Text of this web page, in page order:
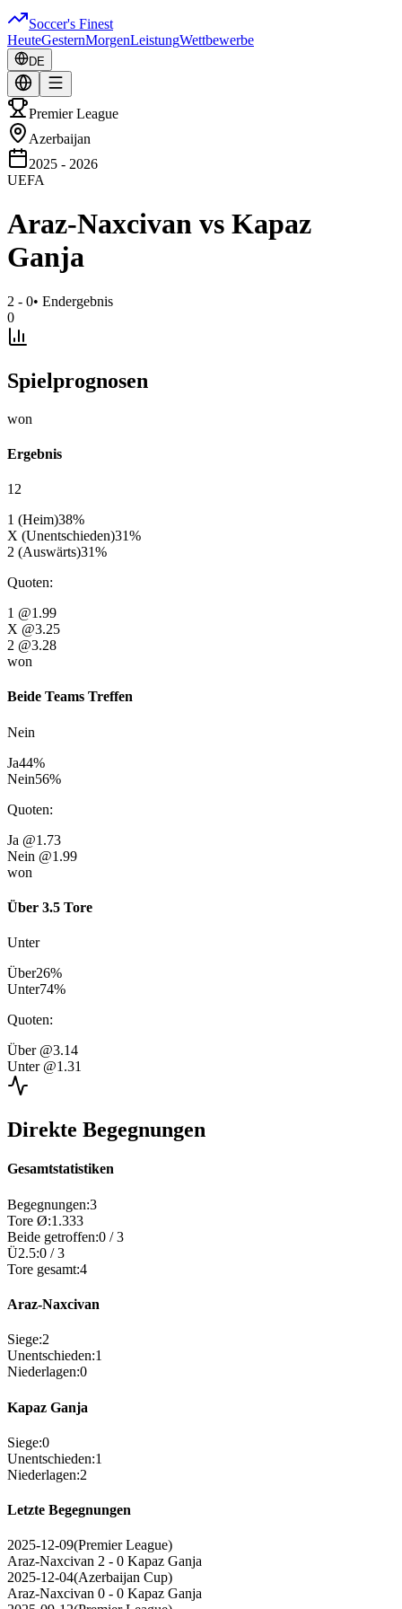
Soccer's Finest
HeuteGesternMorgenLeistungWettbewerbe
DE
Premier League
Azerbaijan
2025 - 2026
UEFA
Araz-Naxcivan vs Kapaz
Ganja
2 - 0• Endergebnis
0
Spielprognosen
won
Ergebnis
12
1 (Heim)38%
X (Unentschieden)31%
2 (Auswärts)31%
Quoten:
1 @1.99
X @3.25
2 @3.28
won
Beide Teams Treffen
Nein
Ja44%
Nein56%
Quoten:
Ja @1.73
Nein @1.99
won
Über 3.5 Tore
Unter
Über26%
Unter74%
Quoten:
Über @3.14
Unter @1.31
Direkte Begegnungen
Gesamtstatistiken
Begegnungen:3
Tore Ø:1.333
Beide getroffen:0 /3
Ü2.5:0 /3
Tore gesamt:4
Araz-Naxcivan
Siege:2
Unentschieden:1
Niederlagen:0
Kapaz Ganja
Siege:0
Unentschieden:1
Niederlagen:2
Letzte Begegnungen
2025-12-09(Premier League)
Araz-Naxcivan 2 - 0 Kapaz Ganja
2025-12-04(Azerbaijan Cup)
Araz-Naxcivan 0 - 0 Kapaz Ganja